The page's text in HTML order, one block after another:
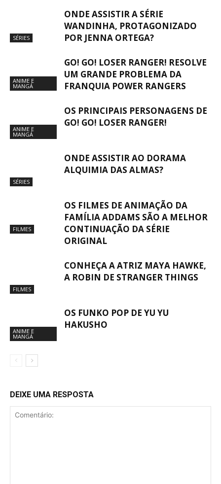
SÉRIES
ONDE ASSISTIR A SÉRIE
WANDINHA, PROTAGONIZADO
POR JENNA ORTEGA?
ANIME E
MANGÁ
GO! GO! LOSER RANGER! RESOLVE
UM GRANDE PROBLEMA DA
FRANQUIA POWER RANGERS
ANIME E
MANGÁ
OS PRINCIPAIS PERSONAGENS DE
GO! GO! LOSER RANGER!
SÉRIES
ONDE ASSISTIR AO DORAMA
ALQUIMIA DAS ALMAS?
FILMES
OS FILMES DE ANIMAÇÃO DA
FAMÍLIA ADDAMS SÃO A MELHOR
CONTINUAÇÃO DA SÉRIE
ORIGINAL
FILMES
CONHEÇA A ATRIZ MAYA HAWKE,
A ROBIN DE STRANGER THINGS
ANIME E
MANGÁ
OS FUNKO POP DE YU YU
HAKUSHO
DEIXE UMA RESPOSTA